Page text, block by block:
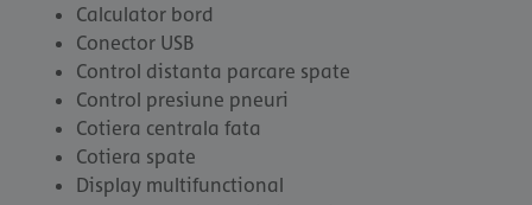
Calculator bord
Conector USB
Control distanta parcare spate
Control presiune pneuri
Cotiera centrala fata
Cotiera spate
Display multifunctional